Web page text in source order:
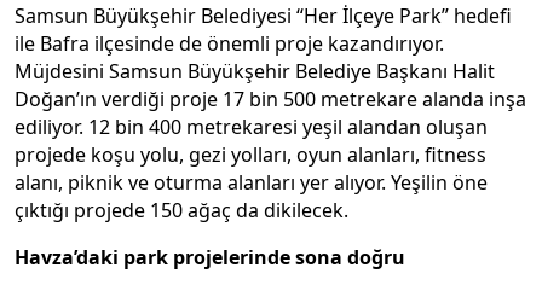
Samsun Büyükşehir Belediyesi “Her İlçeye Park” hedefi
ile Bafra ilçesinde de önemli proje kazandırıyor.
Müjdesini Samsun Büyükşehir Belediye Başkanı Halit
Doğan’ın verdiği proje 17 bin 500 metrekare alanda inşa
ediliyor. 12 bin 400 metrekaresi yeşil alandan oluşan
projede koşu yolu, gezi yolları, oyun alanları, fitness
alanı, piknik ve oturma alanları yer alıyor. Yeşilin öne
çıktığı projede 150 ağaç da dikilecek.
Havza’daki park projelerinde sona doğru